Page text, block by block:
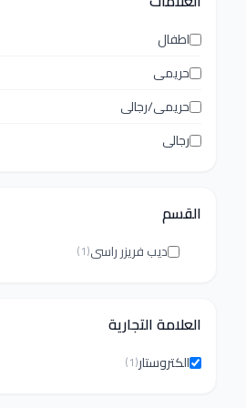
اطفال
حريمى
حريمى/رجالى
رجالى
القسم
ديب فريزر راسى(1)
العلامة التجارية
الكتروستار(1)